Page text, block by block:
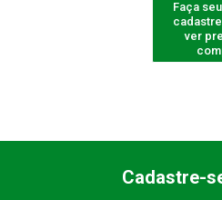
Faça
ver
Cadastre-